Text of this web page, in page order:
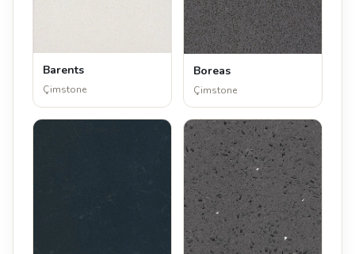
Barents
Çimstone
Boreas
Çimstone